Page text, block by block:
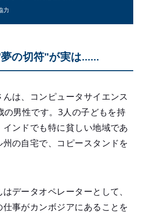
力
の切符"が実は......
は、コンピュータサイエンス
の男性です。3人の子どもを持
ンドでも特に貧しい地域であ
の自宅で、コピースタンドを
データオペレーターとして、
事がカンボジアにあることを